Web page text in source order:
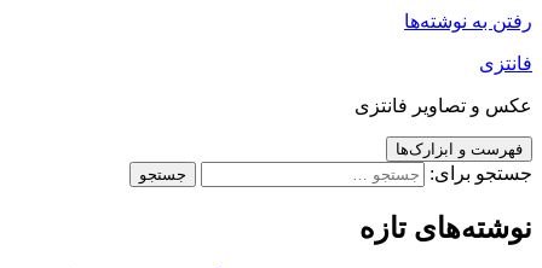
رفتن به نوشته‌ها
فانتزی
عکس و تصاویر فانتزی
فهرست و ابزارک‌ها
جستجو برای:
نوشته‌های تازه